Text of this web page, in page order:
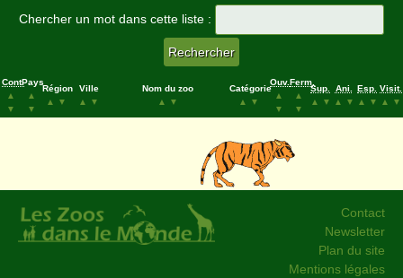
Chercher un mot dans cette liste :
Cont.
▲
▼
Pays
▲
▼
Région
▲
▼
Ville
▲
▼
Nom du zoo
▲
▼
Catégorie
▲
▼
Ouv.
▲
▼
Ferm.
▲
▼
Sup.
▲
▼
Ani.
▲
▼
Esp.
▲
▼
Visit.
▲
▼
Contact
Newsletter
Plan du site
Mentions légales